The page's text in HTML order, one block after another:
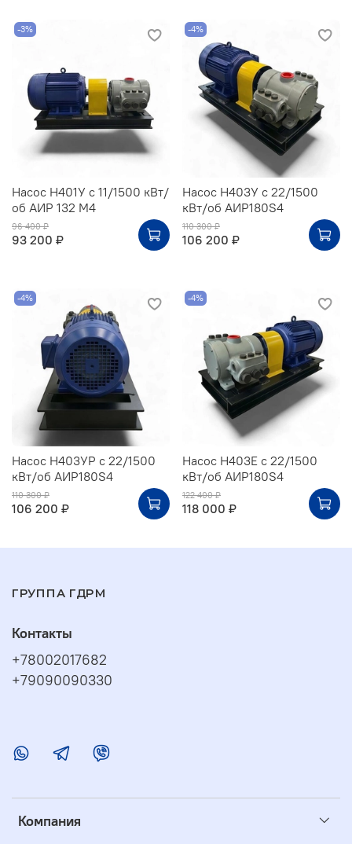
-3%
Насос Н401У с 11/1500 кВт/
об АИР 132 М4
96 400 ₽
93 200 ₽
-4%
Насос Н403У с 22/1500
кВт/об АИР180S4
110 300 ₽
106 200 ₽
-4%
Насос Н403УР с 22/1500
кВт/об АИР180S4
110 300 ₽
106 200 ₽
-4%
Насос Н403Е с 22/1500
кВт/об АИР180S4
122 400 ₽
118 000 ₽
ГРУППА ГДРМ
Компания
Контакты
+78002017682
+79090090330